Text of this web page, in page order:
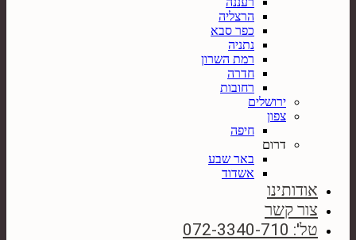
הרצליה
כפר סבא
נתניה
רמת השרון
חדרה
רחובות
ירושלים
צפון
חיפה
דרום
באר שבע
אשדוד
אודותינו
צור קשר
טל': 072-3340-710